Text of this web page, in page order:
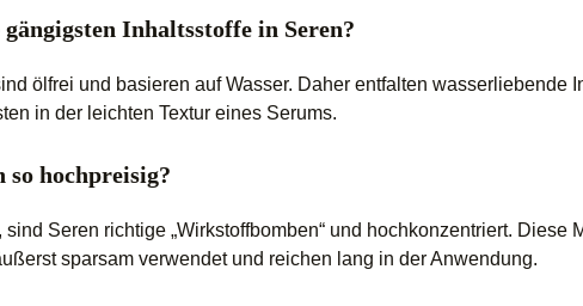
Inhaltsstoffe in Seren?
ölfrei und basieren auf Wasser. Daher entfalten
in der leichten Textur eines Serums.
so hochpreisig?
Seren richtige „Wirkstoffbomben“ und hochkonzentriert.
sparsam verwendet und reichen lang in der Anwendung.